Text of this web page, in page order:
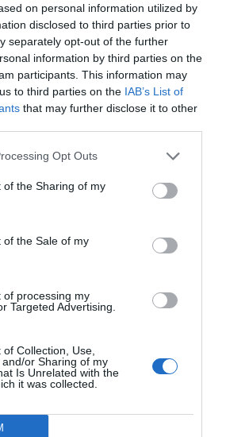
on personal information utilized by
disclosed to third parties prior to
separately opt-out of the further
information by third parties on the
participants. This information may
to third parties on the IAB’s List of
that may further disclose it to other
Opt Outs
of the Sharing of my
of the Sale of my
of processing my
Targeted Advertising.
Collection, Use,
or Sharing of my
Is Unrelated with the
it was collected.